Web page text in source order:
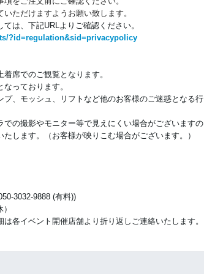
ただけますようお願い致します。
は、下記URLよりご確認ください。
?id=regulation&sid=privacypolicy
席でのご観覧となります。
っております。
プ、モッシュ、リフトなど他のお客様のご迷惑となる行
での撮影やモニター等で見えにくい場合がございますの
します。（お客様が映りこむ場合がございます。）
3032-9888 (有料))
各イベント開催店舗より折り返しご連絡いたします。